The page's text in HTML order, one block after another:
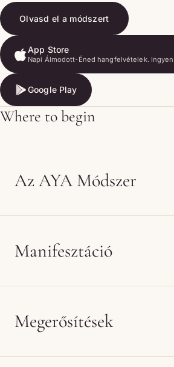
Olvasd el a módszert
App Store
Napi Álmodott-Éned hangfelvételek.
App Store
Google Play
Google Play
Where to begin
Az AYA Módszer
Manifesztáció
Megerősítések